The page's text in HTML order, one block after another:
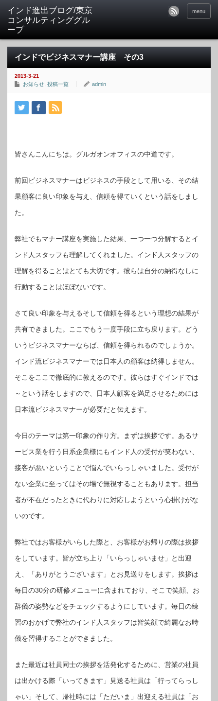
インド進出ブログ/東京
コンサルティンググル
ープ
menu
インドでビジネスマナー講座 その3
2013-3-21
お知らせ 投稿一覧 admin
皆さんこんにちは。グルガオンオフィスの中道です。
前回ビジネスマナーはビジネスの手段として用いる、その結
果顧客に良い印象を与え、信頼を得ていくという話をしまし
た。
弊社でもマナー講座を実施した結果、一つ一つ分解するとイ
ンド人スタッフも理解してくれました。インド人スタッフの
理解を得ることはとても大切です。彼らは自分の納得なしに
行動することはほぼないです。
さて良い印象を与えるそして信頼を得るという理想の結果が
共有できました。ここでもう一度手段に立ち戻ります。どう
いうビジネスマナーならば、信頼を得られるのでしょうか。
インド流ビジネスマナーでは日本人の顧客は納得しません。
そこをここで徹底的に教えるのです。彼らはすぐインドでは
～という話をしますので、日本人顧客を満足させるためには
日本流ビジネスマナーが必要だと伝えます。
今日のテーマは第一印象の作り方。まずは挨拶です。あるサ
ービス業を行う日系企業様にもインド人の受付が笑わない、
接客が悪いということで悩んでいらっしゃいました。受付が
ない企業に至ってはその場で無視することもあります。担当
者が不在だったときに代わりに対応しようという心掛けがな
いのです。
弊社ではお客様がいらした際と、お客様がお帰りの際は挨拶
をしています。皆が立ち上り「いらっしゃいませ」と出迎
え、「ありがとうございます」とお見送りをします。挨拶は
毎日の30分の研修メニューに含まれており、そこで笑顔、お
辞儀の姿勢などをチェックするようにしています。毎日の練
習のおかげで弊社のインド人スタッフは皆笑顔で綺麗なお時
儀を習得することができました。
また最近は社員同士の挨拶を活発化するために、営業の社員
は出かける際「いってきます」見送る社員は「行ってらっし
ゃい」そして、帰社時には「ただいま」出迎える社員は「お